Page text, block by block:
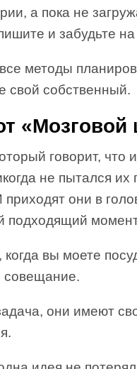
а пока не
и забудьте
методы
свой собственный.
«Мозговой
говорит, что
не пытался их
они в
подходящий
вы моете
совещание.
они имеют